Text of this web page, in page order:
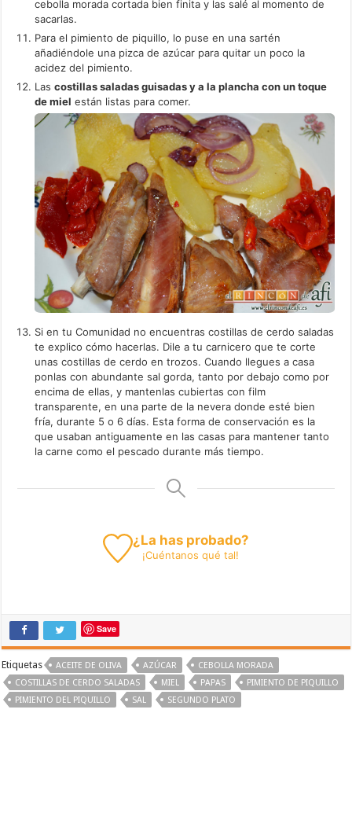
cebolla morada cortada bien finita y las salé al momento de
sacarlas.
Para el pimiento de piquillo, lo puse en una sartén
añadiéndole una pizca de azúcar para quitar un poco la
acidez del pimiento.
Lascostillas saladas guisadas y a la plancha con un toque
de miel están listas para comer.
Si en tu Comunidad no encuentras costillas de cerdo saladas
te explico cómo hacerlas. Dile a tu carnicero que te corte
unas costillas de cerdo en trozos. Cuando llegues a casa
ponlas con abundante sal gorda, tanto por debajo como por
encima de ellas, y mantenlas cubiertas con film
transparente, en una parte de la nevera donde esté bien
fría, durante 5 o 6 días. Esta forma de conservación es la
que usaban antiguamente en las casas para mantener tanto
la carne como el pescado durante más tiempo.
¿La has probado?
¡Cuéntanos qué tal!
Save
Etiquetas ACEITE DE OLIVA AZÚCAR
CEBOLLA MORADA
COSTILLAS DE CERDO SALADAS
MIEL PAPAS
PIMIENTO DE PIQUILLO
PIMIENTO DEL PIQUILLO
SAL SEGUNDO PLATO